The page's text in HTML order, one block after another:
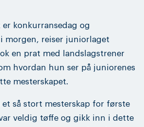
konkurransedag og
morgen, reiser juniorlaget
en prat med landslagstrener
hvordan hun ser på juniorenes
mesterskapet.
så stort mesterskap for første
veldig tøffe og gikk inn i dette